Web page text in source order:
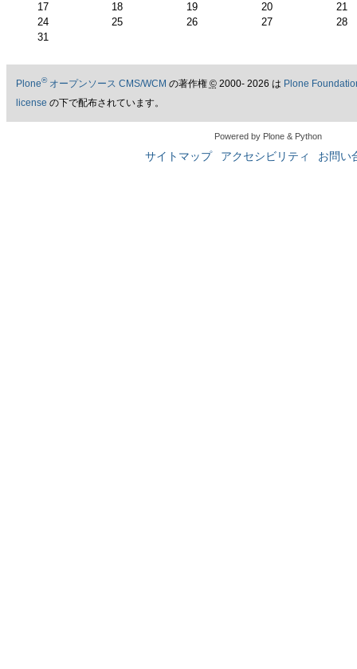
17
18 19 20
21
24
25 26 27
28
31
Plone®オープンソース CMS/WCM の著作権 ©2000- 2026 は Plone
license の下で配布されています。
Powered by Plone & Python
サイトマップ アクセシビリティ お問い